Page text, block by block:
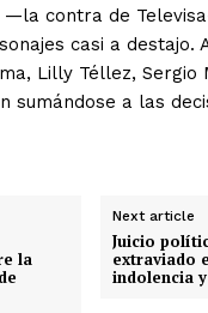
—la contra de
casi a destajo.
Lilly Téllez, Sergio
sumándose a las
la
Next article
Juicio
extraviado
indolencia